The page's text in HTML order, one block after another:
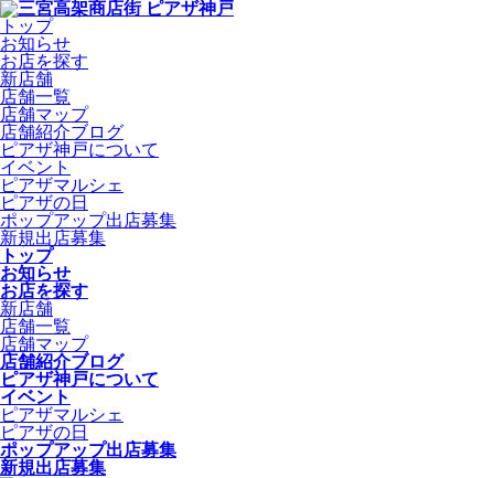
トップ
お知らせ
お店を探す
新店舗
店舗一覧
店舗マップ
店舗紹介ブログ
ピアザ神戸について
イベント
ピアザマルシェ
ピアザの日
ポップアップ出店募集
新規出店募集
トップ
お知らせ
お店を探す
新店舗
店舗一覧
店舗マップ
店舗紹介ブログ
ピアザ神戸について
イベント
ピアザマルシェ
ピアザの日
ポップアップ出店募集
新規出店募集